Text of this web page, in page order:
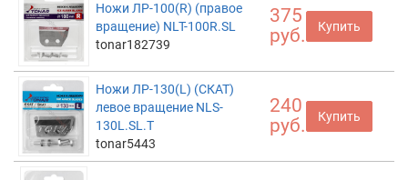
Ножи ЛР-100(R) (правое
вращение) NLT-100R.SL
tonar182739
375
руб.
Купить
Ножи ЛР-130(L) (СКАТ)
левое вращение NLS-
130L.SL.T
tonar5443
240
руб.
Купить